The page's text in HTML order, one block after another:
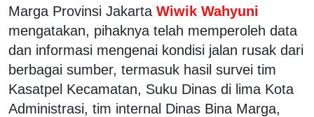
Marga Provinsi Jakarta Wiwik Wahyuni
mengatakan, pihaknya telah memperoleh data
dan informasi mengenai kondisi jalan rusak dari
berbagai sumber, termasuk hasil survei tim
Kasatpel Kecamatan, Suku Dinas di lima Kota
Administrasi, tim internal Dinas Bina Marga,